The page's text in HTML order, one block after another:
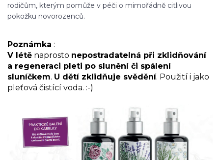
rodičům, kterým pomůže v péči o mimořádně citlivou
pokožku novorozenců.
Poznámka :
V létě naprosto nepostradatelná při zklidňování
a regeneraci pleti po slunění či spálení
sluníčkem. U dětí zklidňuje svědění. Použití i jako
pleťová čistící voda. :-)